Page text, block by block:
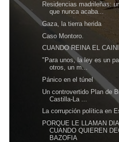
Residencias madrileñas:
que nunca acaba...
Gaza, la tierra herida
Caso Montoro.
CUANDO REINA EL
"Para unos, la ley es un
otros, un m...
Pánico en el túnel
Un controvertido Plan de
Castilla-La ...
La corrupción política en
PORQUE LE LLAMAN
CUANDO QUIEREN
BAZOFIA